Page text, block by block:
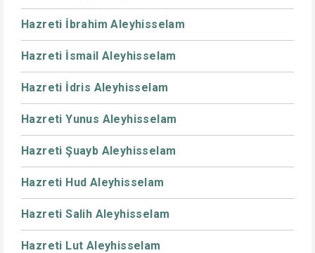
Hazreti İbrahim Aleyhisselam
Hazreti İsmail Aleyhisselam
Hazreti İdris Aleyhisselam
Hazreti Yunus Aleyhisselam
Hazreti Şuayb Aleyhisselam
Hazreti Hud Aleyhisselam
Hazreti Salih Aleyhisselam
Hazreti Lut Aleyhisselam